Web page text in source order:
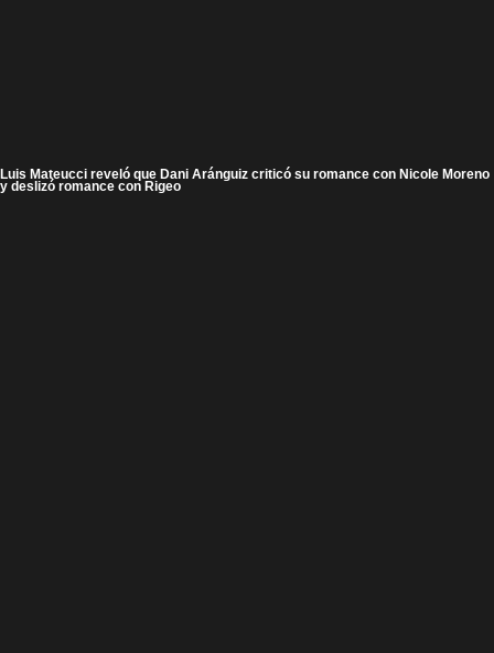
Luis Mateucci reveló que Dani Aránguiz criticó su romance con Nicole Moreno
y deslizó romance con Rigeo